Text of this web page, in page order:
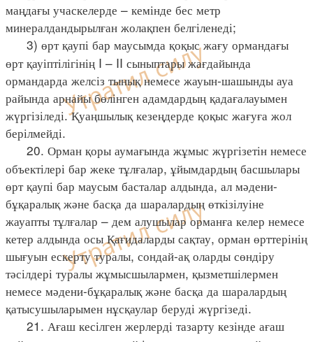
маңдағы учаскелерде – кемінде бес метр
минералдандырылған жолақпен белгіленеді;
3) өрт қаупі бар маусымда қоқыс жағу ормандағы
өрт қауіптілігінің I – II сыныптары жағдайында
ормандарда желсіз тынық немесе жауын-шашынды ауа
райында арнайы бөлінген адамдардың қадағалауымен
жүргізіледі. Қуаңшылық кезеңдерде қоқыс жағуға жол
берілмейді.
20. Орман қоры аумағында жұмыс жүргізетін немесе
объектілері бар жеке тұлғалар, ұйымдардың басшылары
өрт қаупі бар маусым басталар алдында, ал мәдени-
бұқаралық және басқа да шаралардың өткізілуіне
жауапты тұлғалар – дем алушылар орманға келер немесе
кетер алдында осы Қағидаларды сақтау, орман өрттерінің
шығуын ескерту туралы, сондай-ақ оларды сөндіру
тәсілдері туралы жұмысшылармен, қызметшілермен
немесе мәдени-бұқаралық және басқа да шаралардың
қатысушыларымен нұсқаулар беруді жүргізеді.
21. Ағаш кесілген жерлерді тазарту кезінде ағаш